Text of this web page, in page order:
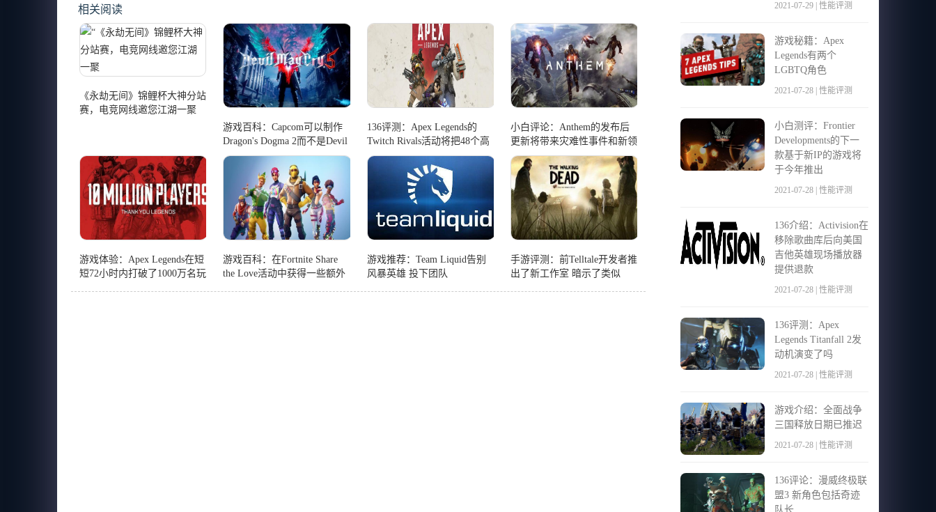
相关阅读
《永劫无间》锦鲤杯大神分站
赛，电竞网线邀您江湖一聚
游戏百科：Capcom可以制作
Dragon's Dogma 2而不是Devil
May Cry 5
136评测：Apex Legends的
Twitch Rivals活动将把48个高
调的飘带扔进戒指
小白评论：Anthem的发布后
更新将带来灾难性事件和新领
域
游戏体验：Apex Legends在短
短72小时内打破了1000万名玩
游戏百科：在Fortnite Share
the Love活动中获得一些额外
游戏推荐：Team Liquid告别
风暴英雄 投下团队
手游评测：前Telltale开发者推
出了新工作室 暗示了类似
2021-07-29 | 性能评测
游戏秘籍：Apex
Legends有两个
LGBTQ角色
2021-07-28 | 性能评测
小白测评：Frontier
Developments的下一
款基于新IP的游戏将
于今年推出
2021-07-28 | 性能评测
136介绍：Activision在
移除歌曲库后向美国
吉他英雄现场播放器
提供退款
2021-07-28 | 性能评测
136评测：Apex
Legends Titanfall 2发
动机演变了吗
2021-07-28 | 性能评测
游戏介绍：全面战争
三国释放日期已推迟
2021-07-28 | 性能评测
136评论：漫威终极联
盟3 新角色包括奇迹
队长